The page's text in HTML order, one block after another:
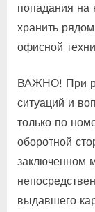
попадания на
хранить
офисной
ВАЖНО! При
ситуаций и
только по
оборотной
заключенном
выдавшего